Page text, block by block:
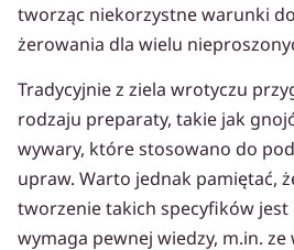
tworząc niekorzystne warunki
żerowania dla wielu
Tradycyjnie z ziela wrotyczu
rodzaju preparaty, takie jak
wywary, które stosowano do
upraw. Warto jednak pamiętać,
tworzenie takich specyfików jest
wymaga pewnej wiedzy, m.in. ze